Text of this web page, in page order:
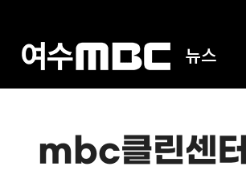
뉴스
mbc클린센터